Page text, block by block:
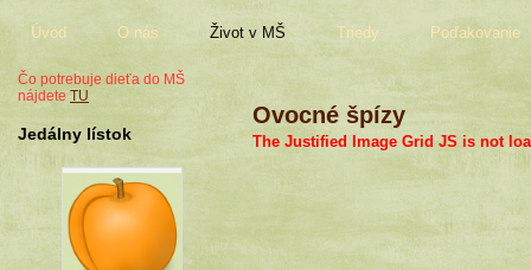
Úvod O nás Život v MŠ Triedy Poďakovanie
Čo potrebuje dieťa do MŠ
nájdete TU
Jedálny lístok
Ovocné špízy
The Justified Image Grid JS is not